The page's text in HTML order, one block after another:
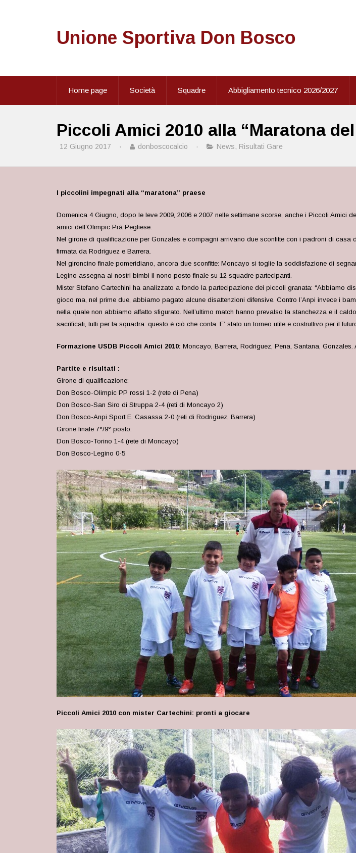
Unione Sportiva Don Bosco
Home page Società Squadre Abbigliamento tecnico 2026/2027
Piccoli Amici 2010 alla “Maratona
12 Giugno 2017 · donboscocalcio · News, Risultati Gare
I piccolini impegnati alla “maratona” praese
Domenica 4 Giugno, dopo le leve 2009, 2006 e 2007 nelle settimane scorse, anche i Piccoli
amici dell’Olimpic Prà Pegliese.
Nel girone di qualificazione per Gonzales e compagni arrivano due sconfitte con i padroni di casa
firmata da Rodriguez e Barrera.
Nel gironcino finale pomeridiano, ancora due sconfitte: Moncayo si toglie la soddisfazione di
Legino assegna ai nostri bimbi il nono posto finale su 12 squadre partecipanti.
Mister Stefano Cartechini ha analizzato a fondo la partecipazione dei piccoli granata: “Abbiamo
gioco ma, nel prime due, abbiamo pagato alcune disattenzioni difensive. Contro l’Anpi invece i
nella quale non abbiamo affatto sfigurato. Nell’ultimo match hanno prevalso la stanchezza e il
sacrificati, tutti per la squadra: questo è ciò che conta. E’ stato un torneo utile e costruttivo per il
Formazione USDB Piccoli Amici 2010: Moncayo, Barrera, Rodriguez, Pena, Santana, Gonzales.
Partite e risultati :
Girone di qualificazione:
Don Bosco-Olimpic PP rossi 1-2 (rete di Pena)
Don Bosco-San Siro di Struppa 2-4 (reti di Moncayo 2)
Don Bosco-Anpi Sport E. Casassa 2-0 (reti di Rodriguez, Barrera)
Girone finale 7°/9° posto:
Don Bosco-Torino 1-4 (rete di Moncayo)
Don Bosco-Legino 0-5
Piccoli Amici 2010 con mister Cartechini: pronti a giocare